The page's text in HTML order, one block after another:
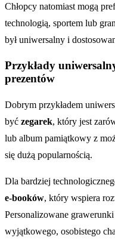
Chłopcy natomiast mogą
technologią, sportem lub
był uniwersalny i
Przykłady
prezentów
Dobrym przykładem
być zegarek, który jest
lub album pamiątkowy z
się dużą popularnością.
Dla bardziej
e-booków, który wspiera
Personalizowane
wyjątkowego, osobistego